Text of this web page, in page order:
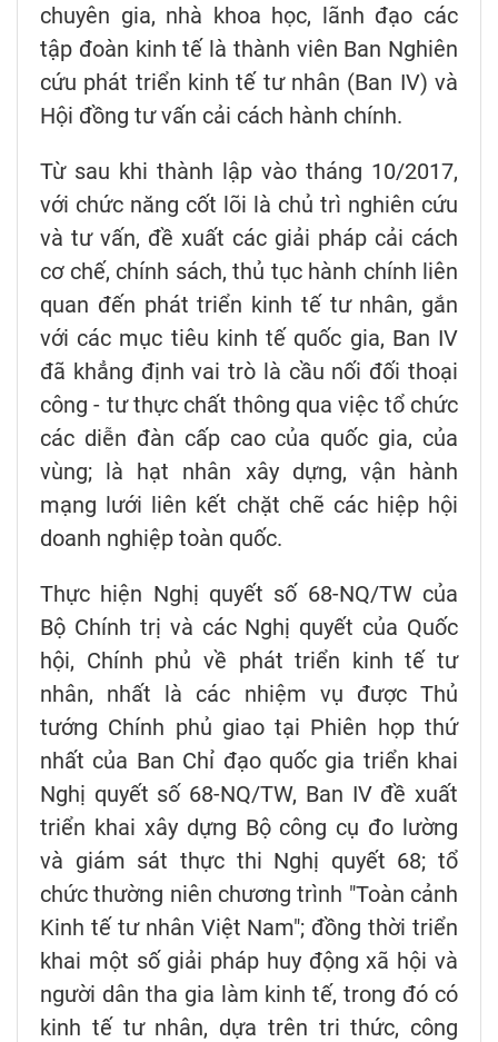
chuyên gia, nhà khoa học, lãnh đạo các
tập đoàn kinh tế là thành viên Ban Nghiên
cứu phát triển kinh tế tư nhân (Ban IV) và
Hội đồng tư vấn cải cách hành chính.
Từ sau khi thành lập vào tháng 10/2017,
với chức năng cốt lõi là chủ trì nghiên cứu
và tư vấn, đề xuất các giải pháp cải cách
cơ chế, chính sách, thủ tục hành chính liên
quan đến phát triển kinh tế tư nhân, gắn
với các mục tiêu kinh tế quốc gia, Ban IV
đã khẳng định vai trò là cầu nối đối thoại
công - tư thực chất thông qua việc tổ chức
các diễn đàn cấp cao của quốc gia, của
vùng; là hạt nhân xây dựng, vận hành
mạng lưới liên kết chặt chẽ các hiệp hội
doanh nghiệp toàn quốc.
Thực hiện Nghị quyết số 68-NQ/TW của
Bộ Chính trị và các Nghị quyết của Quốc
hội, Chính phủ về phát triển kinh tế tư
nhân, nhất là các nhiệm vụ được Thủ
tướng Chính phủ giao tại Phiên họp thứ
nhất của Ban Chỉ đạo quốc gia triển khai
Nghị quyết số 68-NQ/TW, Ban IV đề xuất
triển khai xây dựng Bộ công cụ đo lường
và giám sát thực thi Nghị quyết 68; tổ
chức thường niên chương trình "Toàn cảnh
Kinh tế tư nhân Việt Nam"; đồng thời triển
khai một số giải pháp huy động xã hội và
người dân tha gia làm kinh tế, trong đó có
kinh tế tư nhân, dựa trên tri thức, công